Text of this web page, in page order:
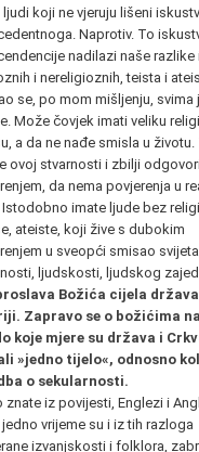
ljudi koji ne vjeruju lišeni
Naprotiv. To
nadilazi naše razlike
i nereligioznih, teista i
se, po mom mišljenju, svima
Može čovjek imati veliku
a da ne nađe smisla u
ovoj stvarnosti i zbilji
da nema povjerenja u
Istodobno imate ljude bez
ateiste, koji žive s dubokim
u sveopći smisao svijeta,
ljudskosti, ljudskog
Božića cijela država
Zapravo se o božićima
koje mjere su država i
»jedno tijelo«, odnosno
o sekularnosti.
znate iz povijesti, Englezi i
vrijeme su i iz tih razloga
izvanjskosti i folklora,